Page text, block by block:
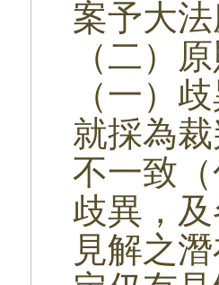
案予大
（二）
（一）
就採為
不一致
歧異，
見解之